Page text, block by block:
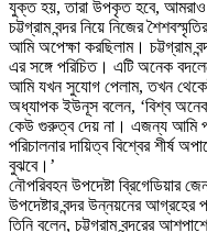
যুক্ত হয়, তারা উপকৃত হবে, আমরাও
চট্টগ্রাম বন্দর নিয়ে নিজের
আমি অপেক্ষা করছিলাম।
এর সঙ্গে পরিচিত। এটি অনেক
আমি যখন সুযোগ পেলাম, তখন
অধ্যাপক ইউনূস বলেন, ‘বিশ্ব
কেউ গুরুত্ব দেয় না। এজন্য আমি
পরিচালনার দায়িত্ব বিশ্বের শীর্ষ
বুঝবে।’
নৌপরিবহন উপদেষ্টা ব্রিগেডিয়ার
উপদেষ্টার বন্দর উন্নয়নের আগ্রহের
তিনি বলেন, চট্টগ্রাম বন্দরের